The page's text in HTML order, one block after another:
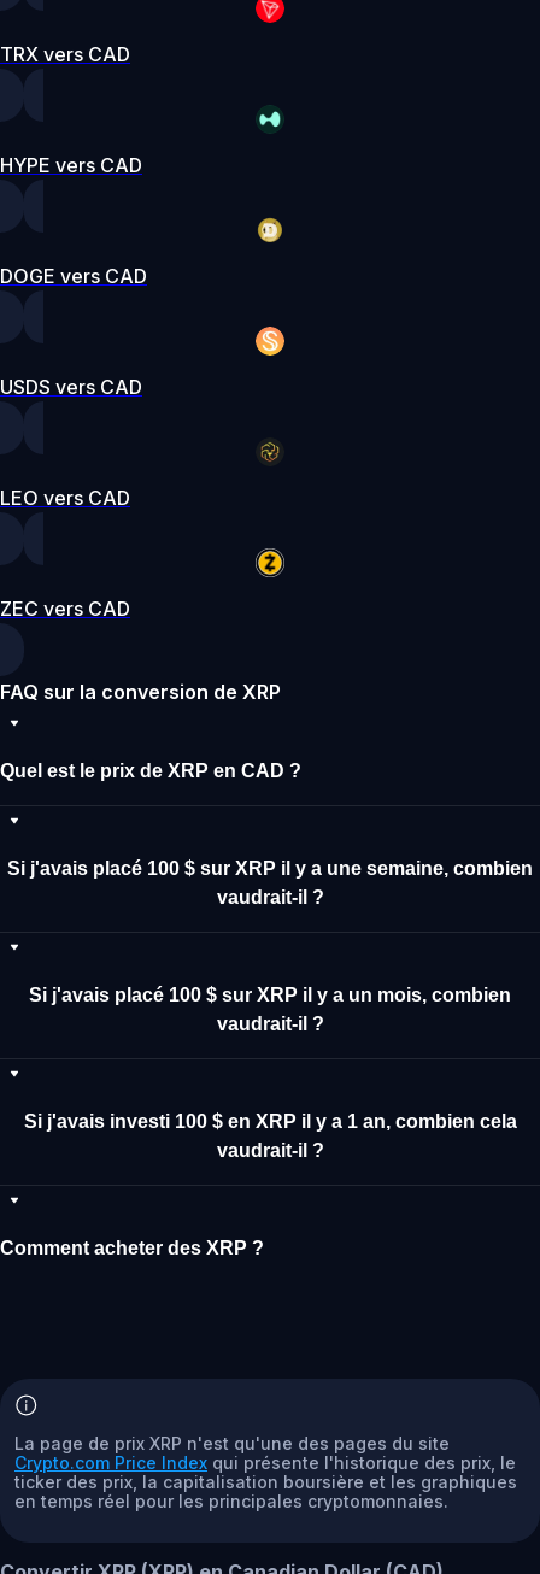
TRX vers CAD
HYPE vers CAD
DOGE vers CAD
USDS vers CAD
LEO vers CAD
ZEC vers CAD
FAQ sur la conversion de XRP
Quel est le prix de XRP en CAD ?
Si j'avais placé 100 $ sur XRP il y a une semaine, combien
vaudrait-il ?
Si j'avais placé 100 $ sur XRP il y a un mois, combien
vaudrait-il ?
Si j'avais investi 100 $ en XRP il y a 1 an, combien cela
vaudrait-il ?
Comment acheter des XRP ?
La page de prix XRP n'est qu'une des pages du site
Crypto.com Price Index qui présente l'historique des prix, le
ticker des prix, la capitalisation boursière et les graphiques
en temps réel pour les principales cryptomonnaies.